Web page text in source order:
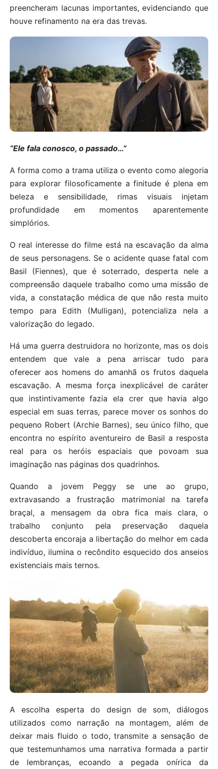
preencheram lacunas importantes, evidenciando que
houve refinamento na era das trevas.
“Ele fala conosco, o passado…”
A forma como a trama utiliza o evento como alegoria
para explorar filosoficamente a finitude é plena em
beleza e sensibilidade, rimas visuais injetam
profundidade em momentos aparentemente
simplórios.
O real interesse do filme está na escavação da alma
de seus personagens. Se o acidente quase fatal com
Basil (Fiennes), que é soterrado, desperta nele a
compreensão daquele trabalho como uma missão de
vida, a constatação médica de que não resta muito
tempo para Edith (Mulligan), potencializa nela a
valorização do legado.
Há uma guerra destruidora no horizonte, mas os dois
entendem que vale a pena arriscar tudo para
oferecer aos homens do amanhã os frutos daquela
escavação. A mesma força inexplicável de caráter
que instintivamente fazia ela crer que havia algo
especial em suas terras, parece mover os sonhos do
pequeno Robert (Archie Barnes), seu único filho, que
encontra no espírito aventureiro de Basil a resposta
real para os heróis espaciais que povoam sua
imaginação nas páginas dos quadrinhos.
Quando a jovem Peggy se une ao grupo,
extravasando a frustração matrimonial na tarefa
braçal, a mensagem da obra fica mais clara, o
trabalho conjunto pela preservação daquela
descoberta encoraja a libertação do melhor em cada
indivíduo, ilumina o recôndito esquecido dos anseios
existenciais mais ternos.
A escolha esperta do design de som, diálogos
utilizados como narração na montagem, além de
deixar mais fluido o todo, transmite a sensação de
que testemunhamos uma narrativa formada a partir
de lembranças, ecoando a pegada onírica da